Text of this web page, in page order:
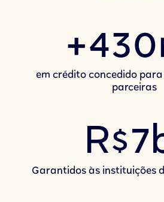
em crédito concedido
parceiras
Garantidos às instituições